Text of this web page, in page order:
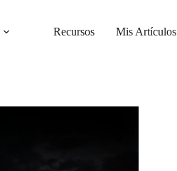
Recursos Mis Artículos